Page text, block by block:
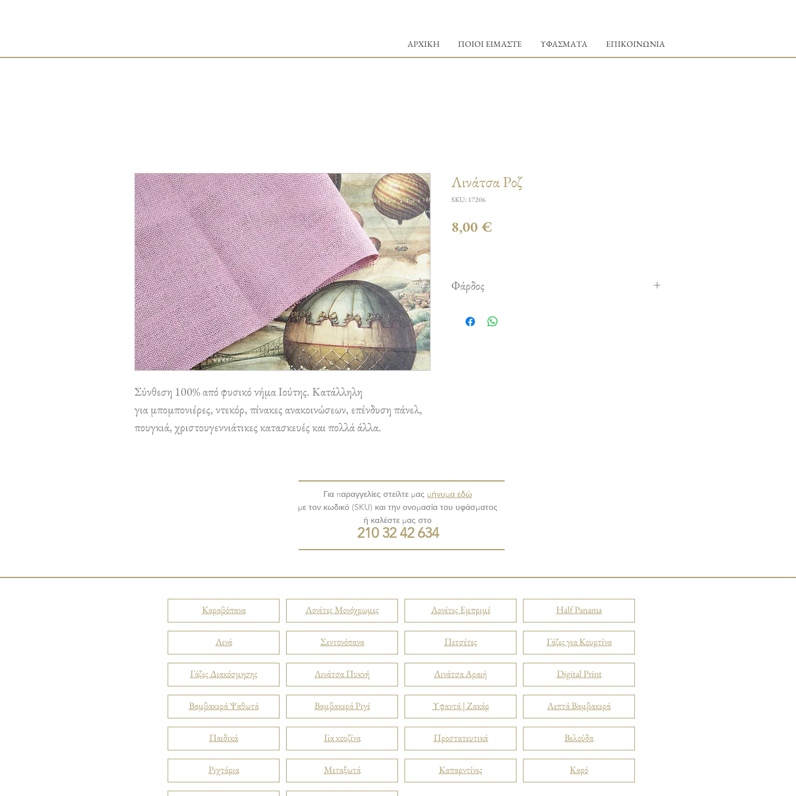
ΑΡΧΙΚΗ ΠΟΙΟΙ ΕΙΜΑΣΤΕ ΥΦΑΣΜΑΤΑ ΕΠΙΚΟΙΝΩΝΙΑ
Σύνθεση 100% από φυσικό νήμα Ιούτης. Κατάλληλη
για μπομπονιέρες, ντεκόρ, πίνακες ανακοινώσεων, επένδυση πάνελ,
πουγκιά, χριστουγεννιάτικες κατασκευές και πολλά άλλα.
Λινάτσα Ροζ
SKU: 17206
8,00 €
Φάρδος
Για παραγγελίες στείλτε μας μήνυμα εδώ
με τον κωδικό (SKU) και την ονομασία του υφάσματος
ή καλέστε μας στο
210 32 42 634
Καραβόπανα
Λινά
Γάζες Διακόσμησης
Βαμβακερά Ψαθωτά
Παιδικά
Ριχτάρια
Λονέτες Μονόχρωμες
Σεντονόπανα
Λινάτσα Πυκνή
Βαμβακερά Ριγέ
Για κουζίνα
Μεταξωτά
Λονέτες Εμπριμέ
Πετσέτες
Λινάτσα Αραιή
Υφαντά | Ζακάρ
Προστατευτικά
Καπαρντίνες
Half Panama
Γάζες για Κουρτίνα
Digital Print
Λεπτά Βαμβακερά
Βελούδα
Καρό